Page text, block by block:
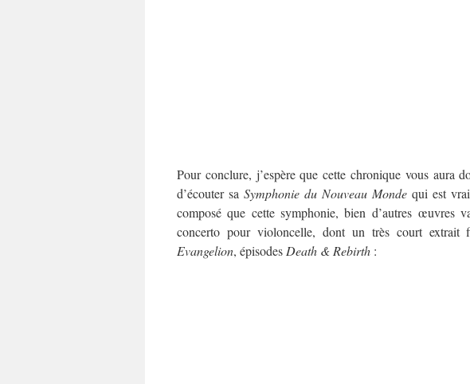
Pour conclure, j’espère que cette chronique vous aura
d’écouter sa Symphonie du Nouveau Monde qui est
composé que cette symphonie, bien d’autres œuvres
concerto pour violoncelle, dont un très court
Evangelion, épisodes Death & Rebirth :